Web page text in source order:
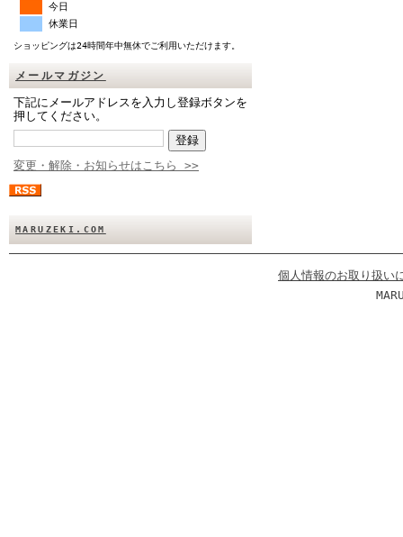
今日
休業日
ショッピングは24時間年中無休でご利用いただけます。
メールマガジン
下記にメールアドレスを入力し登録ボタンを
押してください。
変更・解除・お知らせはこちら >>
MARUZEKI.COM
個人情報のお取り扱い